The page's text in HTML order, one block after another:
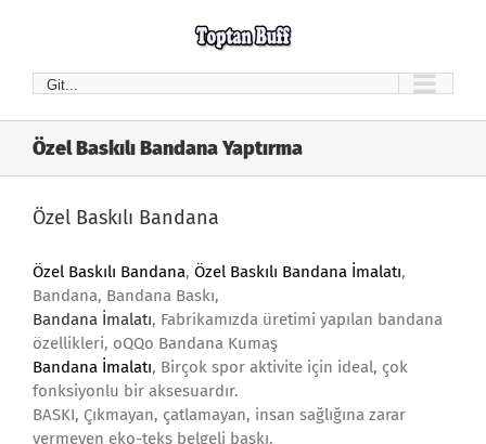
Git...
Özel Baskılı Bandana Yaptırma
Özel Baskılı Bandana
Özel Baskılı Bandana, Özel Baskılı Bandana İmalatı,
Bandana, Bandana Baskı,
Bandana İmalatı, Fabrikamızda üretimi yapılan bandana
özellikleri, oQQo Bandana Kumaş
Bandana İmalatı, Birçok spor aktivite için ideal, çok
fonksiyonlu bir aksesuardır.
BASKI, Çıkmayan, çatlamayan, insan sağlığına zarar
vermeyen eko-teks belgeli baskı.